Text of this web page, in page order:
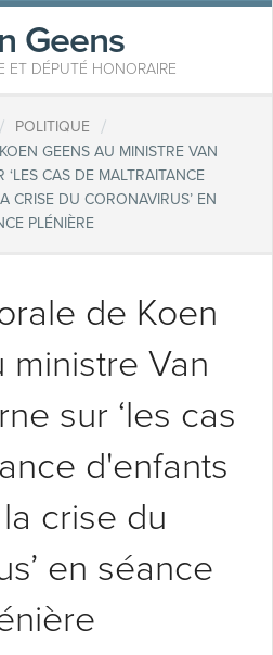
Geens
ET DÉPUTÉ HONORAIRE
/ POLITIQUE /
GEENS AU MINISTRE VAN
CAS DE MALTRAITANCE
CRISE DU CORONAVIRUS’ EN
PLÉNIÈRE
de Koen
ministre Van
sur ‘les cas
d'enfants
crise du
en séance